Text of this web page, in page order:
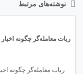
نوشته‌های مرتبط
ربات معامله‌گر چگونه
ربات معامله‌گر چگونه